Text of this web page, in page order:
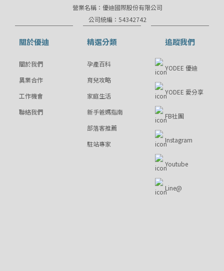
營業名稱：優迪國際股份有限公司
公司統編：54342742
關於優迪
關於我們
異業合作
工作機會
聯絡我們
精選分類
孕產百科
育兒攻略
家庭生活
新手爸媽指南
部落客推薦
駐站專家
追蹤我們
YODEE 優迪
YODEE 愛分享
FB社團
Instagram
Youtube
Line@